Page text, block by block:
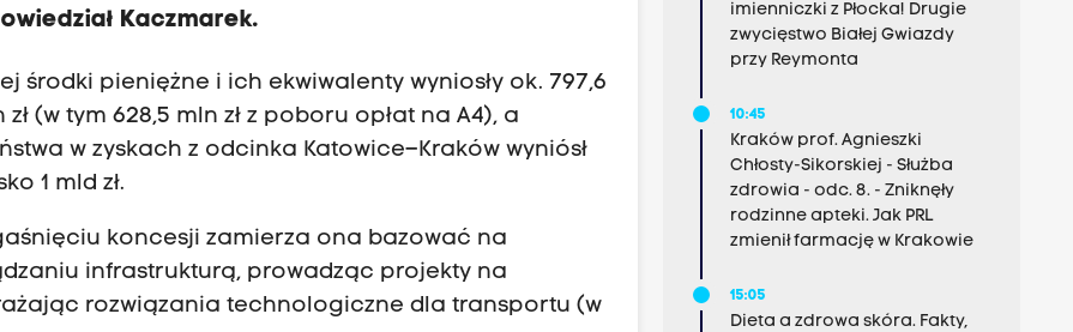
Kaczmarek.
środki pieniężne i ich ekwiwalenty wyniosły ok. 797,6
(w tym 628,5 mln zł z poboru opłat na A4), a
w zyskach z odcinka Katowice–Kraków wyniósł
1 mld zł.
koncesji zamierza ona bazować na
infrastrukturą, prowadząc projekty na
rozwiązania technologiczne dla transportu (w
imienniczki z Płocka! Drugie
zwycięstwo Białej Gwiazdy
przy Reymonta
10:45
Kraków prof. Agnieszki
Chłosty-Sikorskiej - Służba
zdrowia - odc. 8. - Zniknęły
rodzinne apteki. Jak PRL
zmienił farmację w Krakowie
15:05
Dieta a zdrowa skóra. Fakty,